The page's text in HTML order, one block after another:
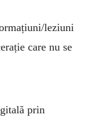
leziuni
care nu se
prin